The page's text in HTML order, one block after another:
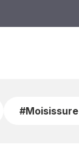
#Moisissure